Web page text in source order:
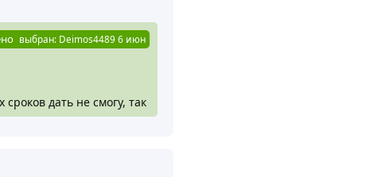
выбран: Deimos4489 6 июн
дать не смогу, так